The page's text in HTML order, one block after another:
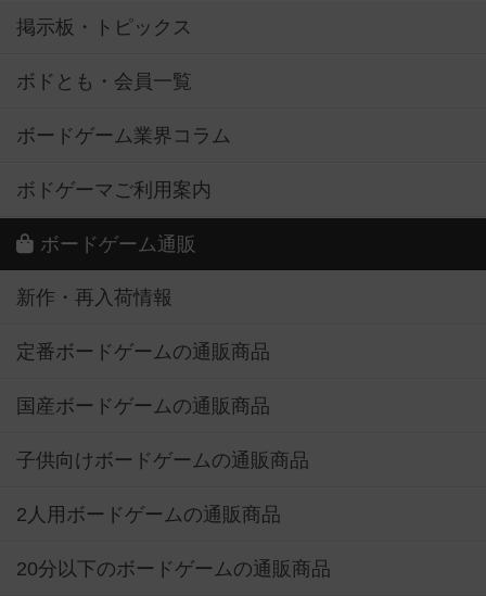
掲示板・トピックス
ボドとも・会員一覧
ボードゲーム業界コラム
ボドゲーマご利用案内
ボードゲーム通販
新作・再入荷情報
定番ボードゲームの通販商品
国産ボードゲームの通販商品
子供向けボードゲームの通販商品
2人用ボードゲームの通販商品
20分以下のボードゲームの通販商品